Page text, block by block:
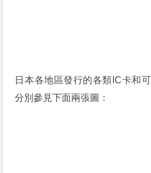
日本各地區發行的各類IC卡和
分別參見下面兩張圖：